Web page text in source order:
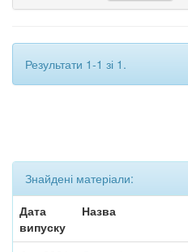
Результати 1-1 зі 1.
Знайдені матеріали:
Дата
випуску
Назва